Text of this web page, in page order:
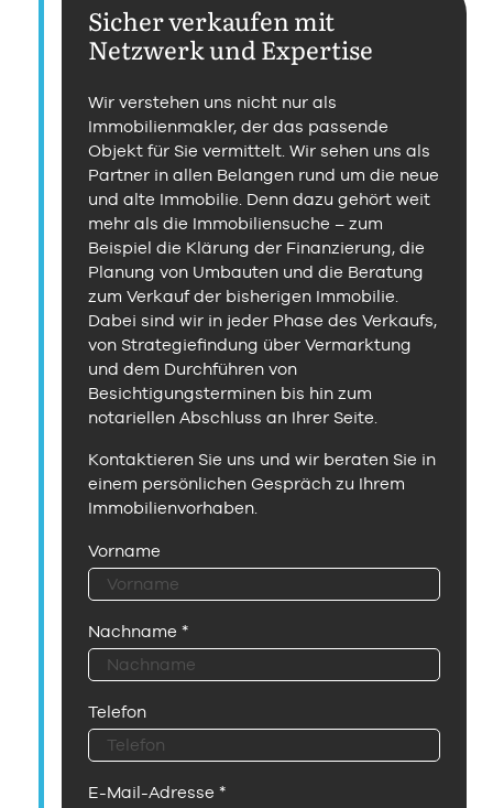
Sicher verkaufen mit
Netzwerk und Expertise
Wir verstehen uns nicht nur als
Immobilienmakler, der das passende
Objekt für Sie vermittelt. Wir sehen uns als
Partner in allen Belangen rund um die neue
und alte Immobilie. Denn dazu gehört weit
mehr als die Immobiliensuche – zum
Beispiel die Klärung der Finanzierung, die
Planung von Umbauten und die Beratung
zum Verkauf der bisherigen Immobilie.
Dabei sind wir in jeder Phase des Verkaufs,
von Strategiefindung über Vermarktung
und dem Durchführen von
Besichtigungsterminen bis hin zum
notariellen Abschluss an Ihrer Seite.
Kontaktieren Sie uns und wir beraten Sie in
einem persönlichen Gespräch zu Ihrem
Immobilienvorhaben.
Vorname
Nachname *
Telefon
E-Mail-Adresse *